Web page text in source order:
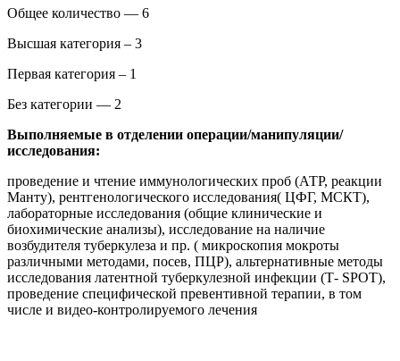
Общее количество — 6
Высшая категория – 3
Первая категория – 1
Без категории — 2
Выполняемые в отделении операции/манипуляции/
исследования:
проведение и чтение иммунологических проб (АТР, реакции
Манту), рентгенологического исследования( ЦФГ, МСКТ),
лабораторные исследования (общие клинические и
биохимические анализы), исследование на наличие
возбудителя туберкулеза и пр. ( микроскопия мокроты
различными методами, посев, ПЦР), альтернативные методы
исследования латентной туберкулезной инфекции (Т- SPOT),
проведение специфической превентивной терапии, в том
числе и видео-контролируемого лечения